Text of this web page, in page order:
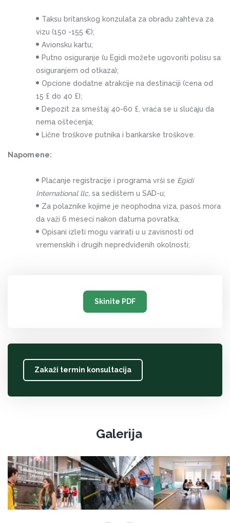
Taksu britanskog konzulata za obradu zahteva za
vizu (150 -155 €);
Avionsku kartu;
Putno osiguranje (u Egidi možete ugovoriti polisu sa
osiguranjem od otkaza);
Opcione dodatne atrakcije na destinaciji (cena od
15 £ do 40 £);
Depozit za smeštaj 40-60 £, vraća se u slučaju da
nema oštećenja;
Lične troškove putnika i bankarske troškove.
Napomene:
Plaćanje registracije i programa vrši se Egidi
International llc, sa sedištem u SAD-u;
Za polaznike kojime je neophodna viza, pasoš mora
da važi 6 meseci nakon datuma povratka;
Opisani izleti mogu varirati u u zavisnosti od
vremenskih i drugih nepredviđenih okolnosti;
Skinite PDF
Zakaži termin konsultacija
Galerija